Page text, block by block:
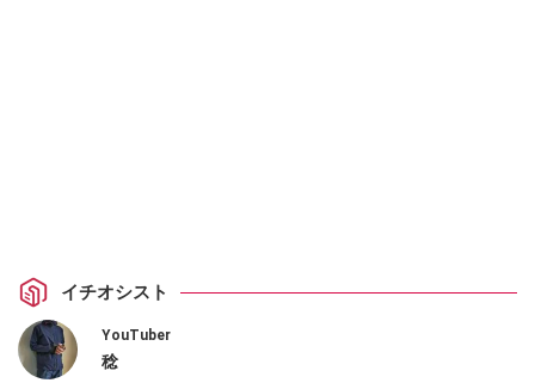
イチオシスト
YouTuber
稔